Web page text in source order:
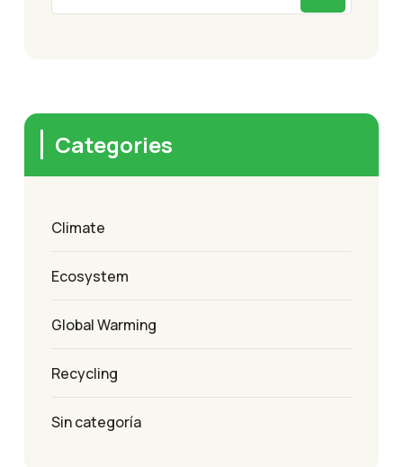
Categories
Climate
Ecosystem
Global Warming
Recycling
Sin categoría